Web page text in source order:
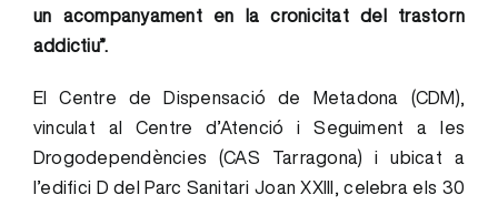
un acompanyament en la cronicitat del trastorn
addictiu”.
El Centre de Dispensació de Metadona (CDM),
vinculat al Centre d’Atenció i Seguiment a les
Drogodependències (CAS Tarragona) i ubicat a
l’edifici D del Parc Sanitari Joan XXIII, celebra els 30